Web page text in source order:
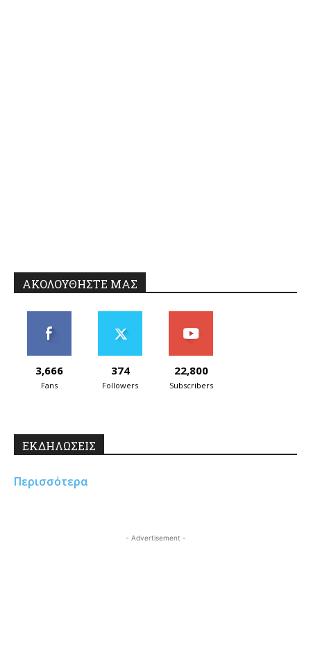
ΑΚΟΛΟΥΘΗΣΤΕ ΜΑΣ
3,666
Fans
374
Followers
22,800
Subscribers
ΕΚΔΗΛΩΣΕΙΣ
Περισσότερα
- Advertisement -